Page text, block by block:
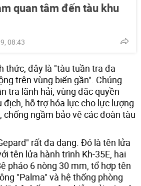
quan tâm đến tàu khu
08:43
thức, đây là "tàu tuần tra đa
trên vùng biển gần". Chúng
tra lãnh hải, vùng đặc quyền
địch, hỗ trợ hỏa lực cho lực lượng
chống ngầm bảo vệ các đoàn tàu
rất đa dạng. Đó là tên lửa
tên lửa hành trình Kh-35E, hai
pháo 6 nòng 30 mm, tổ hợp tên
"Palma" và hệ thống phòng